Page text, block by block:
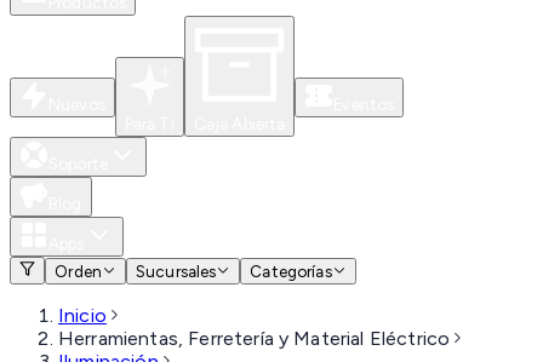
Orden
Sucursales Categorías
Inicio
Herramientas, Ferretería y Material Eléctrico